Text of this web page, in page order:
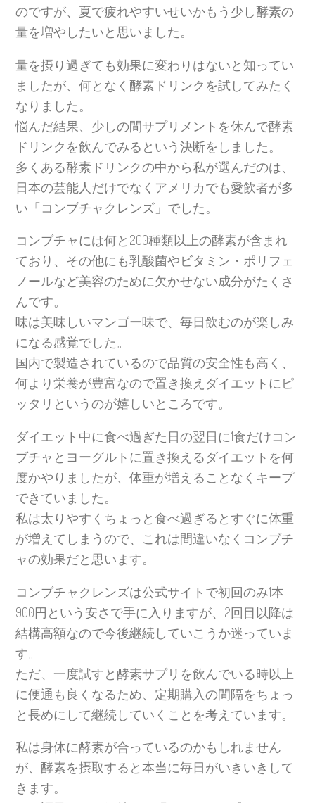
のですが、夏で疲れやすいせいかもう少し酵素の
量を増やしたいと思いました。
量を摂り過ぎても効果に変わりはないと知ってい
ましたが、何となく酵素ドリンクを試してみたく
なりました。
悩んだ結果、少しの間サプリメントを休んで酵素
ドリンクを飲んでみるという決断をしました。
多くある酵素ドリンクの中から私が選んだのは、
日本の芸能人だけでなくアメリカでも愛飲者が多
い「コンブチャクレンズ」でした。
コンブチャには何と200種類以上の酵素が含まれ
ており、その他にも乳酸菌やビタミン・ポリフェ
ノールなど美容のために欠かせない成分がたくさ
んです。
味は美味しいマンゴー味で、毎日飲むのが楽しみ
になる感覚でした。
国内で製造されているので品質の安全性も高く、
何より栄養が豊富なので置き換えダイエットにピ
ッタリというのが嬉しいところです。
ダイエット中に食べ過ぎた日の翌日に1食だけコン
ブチャとヨーグルトに置き換えるダイエットを何
度かやりましたが、体重が増えることなくキープ
できていました。
私は太りやすくちょっと食べ過ぎるとすぐに体重
が増えてしまうので、これは間違いなくコンブチ
ャの効果だと思います。
コンブチャクレンズは公式サイトで初回のみ1本
900円という安さで手に入りますが、2回目以降は
結構高額なので今後継続していこうか迷っていま
す。
ただ、一度試すと酵素サプリを飲んでいる時以上
に便通も良くなるため、定期購入の間隔をちょっ
と長めにして継続していくことを考えています。
私は身体に酵素が合っているのかもしれません
が、酵素を摂取すると本当に毎日がいきいきして
きます。